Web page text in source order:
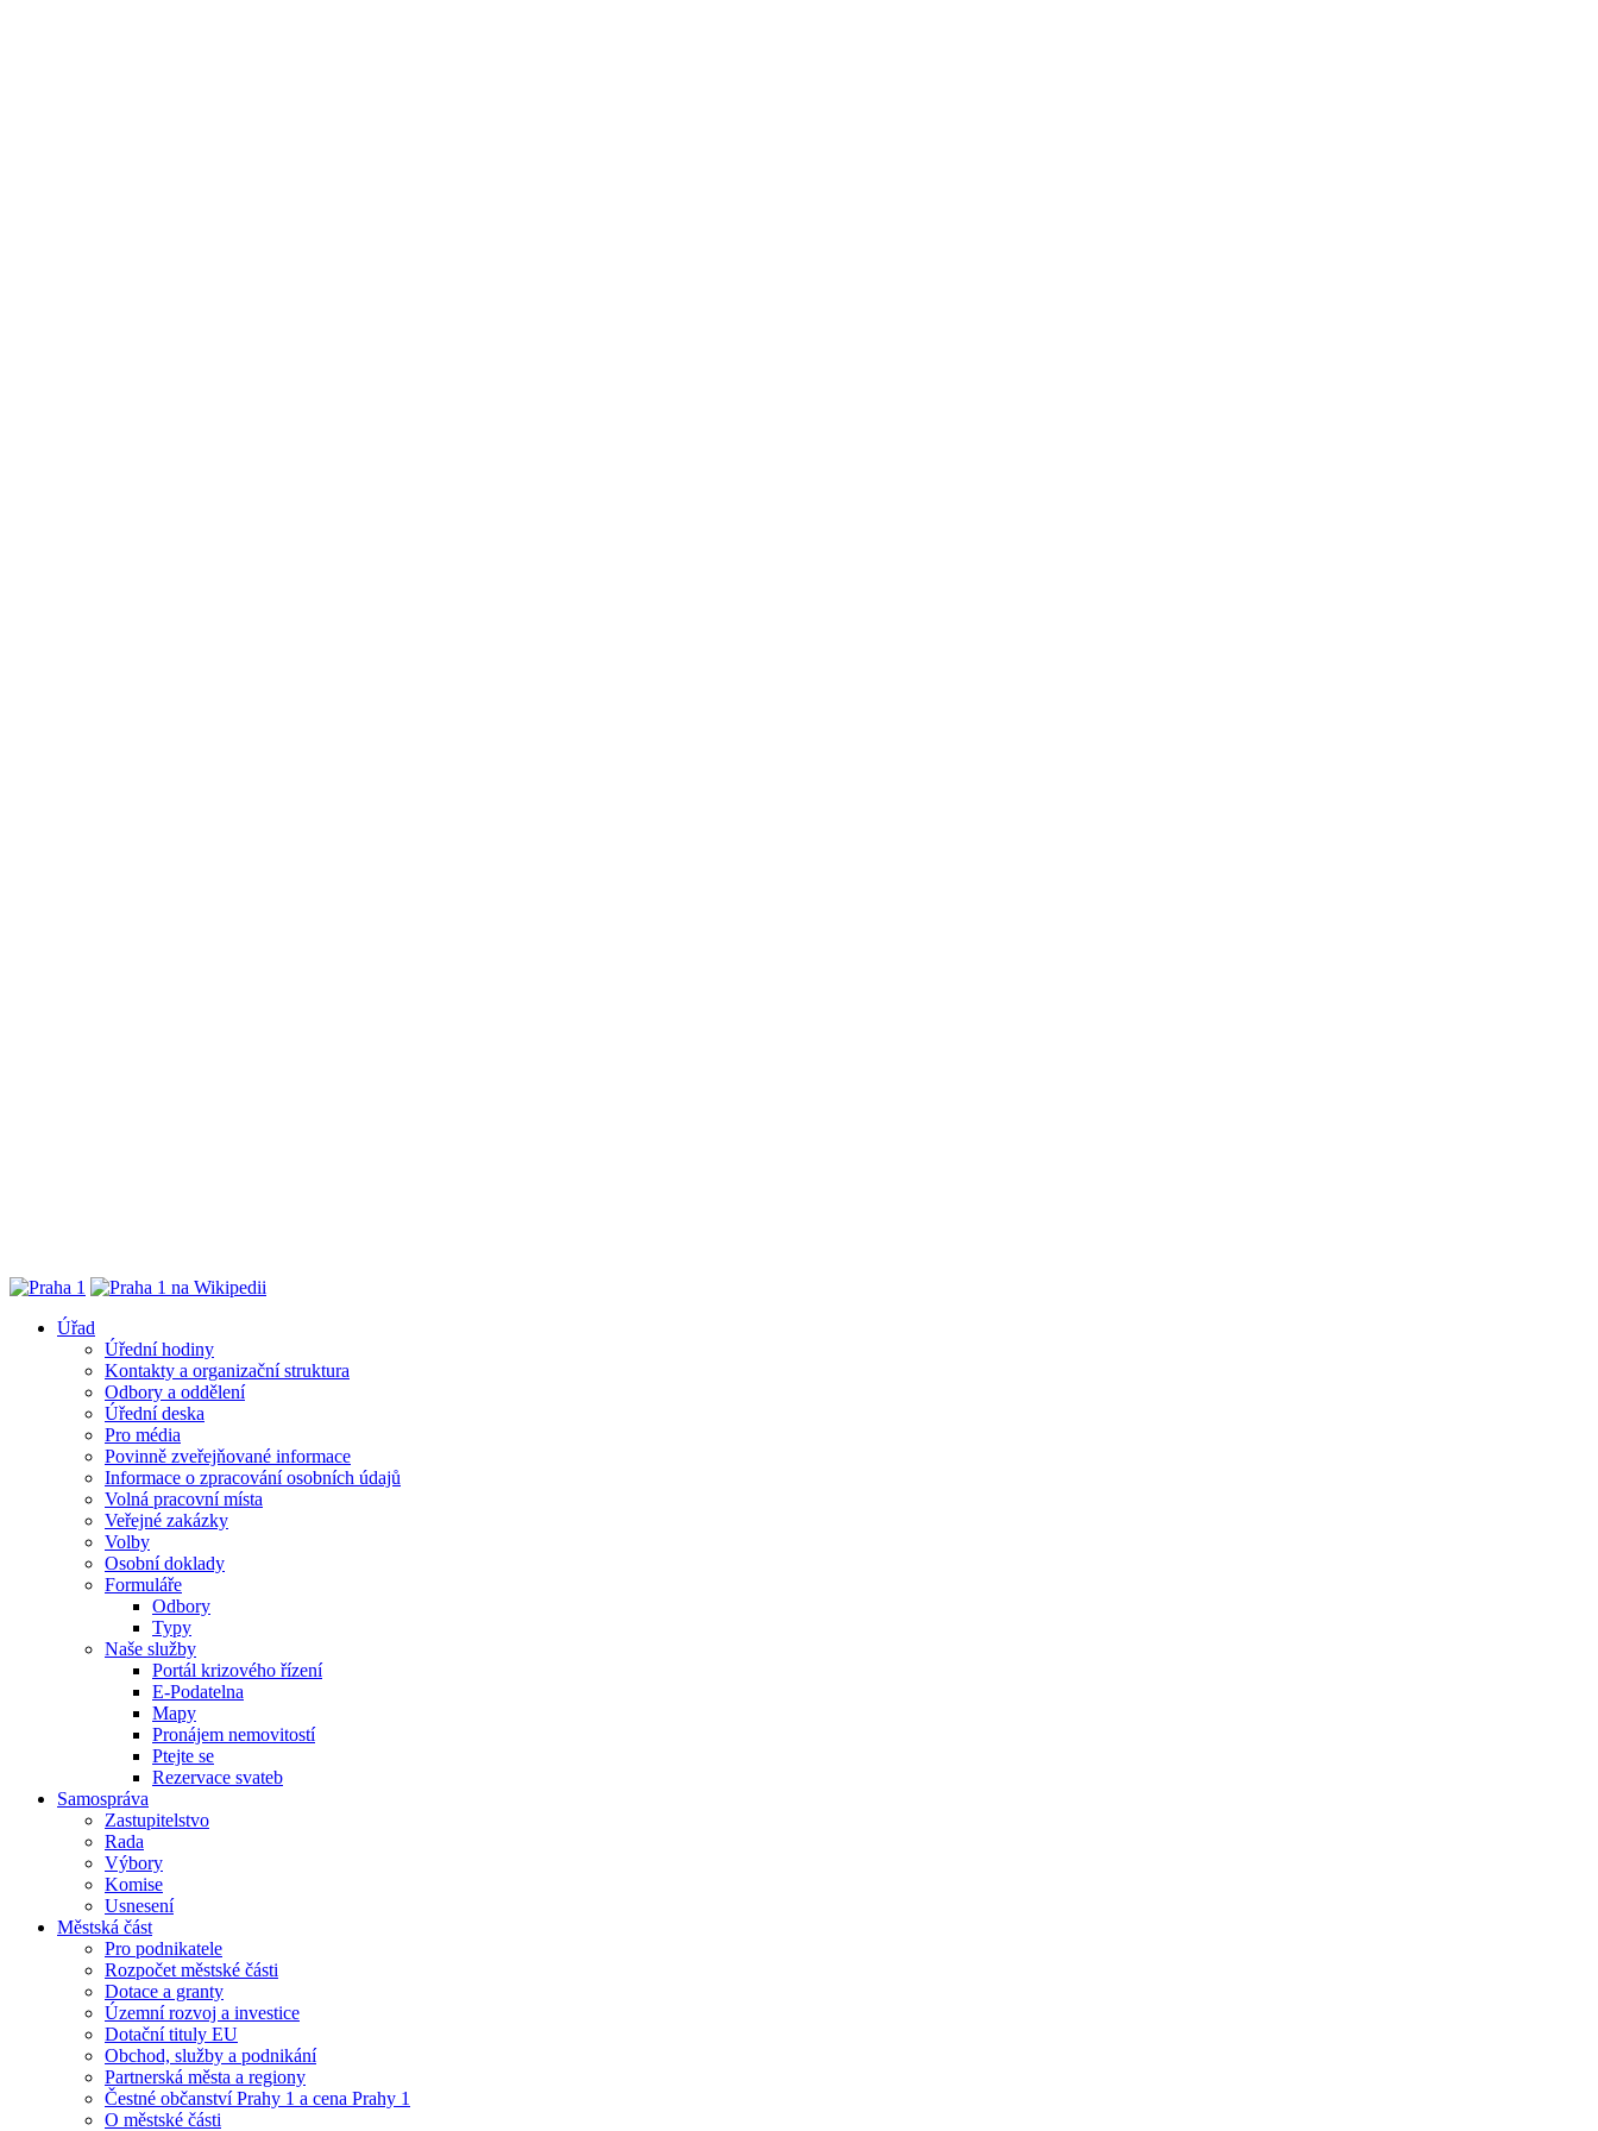
Úřad
Úřední hodiny
Kontakty a organizační struktura
Odbory a oddělení
Úřední deska
Pro média
Povinně zveřejňované informace
Informace o zpracování osobních údajů
Volná pracovní místa
Veřejné zakázky
Volby
Osobní doklady
Formuláře
Odbory
Typy
Naše služby
Portál krizového řízení
E-Podatelna
Mapy
Pronájem nemovitostí
Ptejte se
Rezervace svateb
Samospráva
Zastupitelstvo
Rada
Výbory
Komise
Usnesení
Městská část
Pro podnikatele
Rozpočet městské části
Dotace a granty
Územní rozvoj a investice
Dotační tituly EU
Obchod, služby a podnikání
Partnerská města a regiony
Čestné občanství Prahy 1 a cena Prahy 1
O městské části